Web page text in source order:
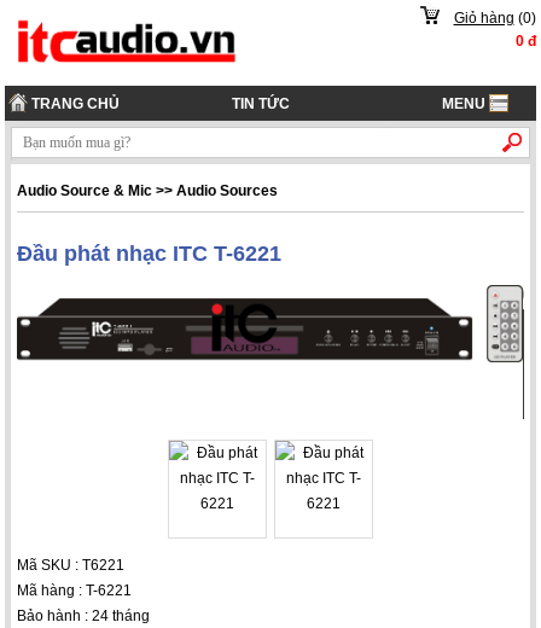
Giỏ hàng (0)
0đ
TRANG CHỦ TIN TỨC MENU
Audio Source & Mic >>Audio Sources
Đầu phát nhạc ITC T-6221
Mã SKU : T6221
Mã hàng : T-6221
Bảo hành : 24 tháng